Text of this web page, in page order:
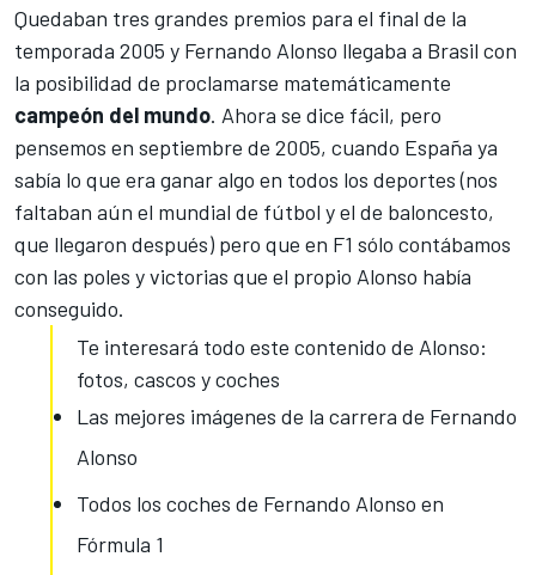
Quedaban tres grandes premios para el final de la
temporada 2005 y Fernando Alonso llegaba a Brasil con
la posibilidad de proclamarse matemáticamente
campeón del mundo. Ahora se dice fácil, pero
pensemos en septiembre de 2005, cuando España ya
sabía lo que era ganar algo en todos los deportes (nos
faltaban aún el mundial de fútbol y el de baloncesto,
que llegaron después) pero que en F1 sólo contábamos
con las poles y victorias que el propio Alonso había
conseguido.
Te interesará todo este contenido de Alonso:
fotos, cascos y coches
Las mejores imágenes de la carrera de Fernando
Alonso
Todos los coches de Fernando Alonso en
Fórmula 1